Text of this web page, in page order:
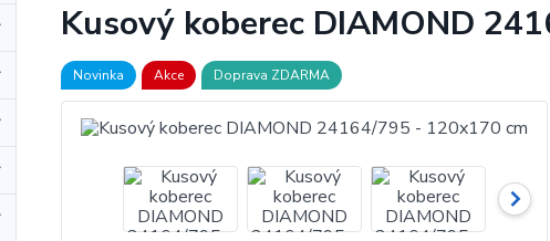
Kusový koberec DIAMOND
Novinka Akce Doprava ZDARMA